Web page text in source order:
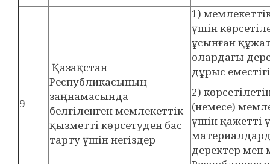
9
Қазақстан
Республикасының
заңнамасында
белгіленген мемлекеттік
қызметті көрсетуден бас
тарту үшін негіздер
1)
үшін
ұсынған
олардағы
дұрыс
2)
(немесе)
үшін қажетті
деректер мен